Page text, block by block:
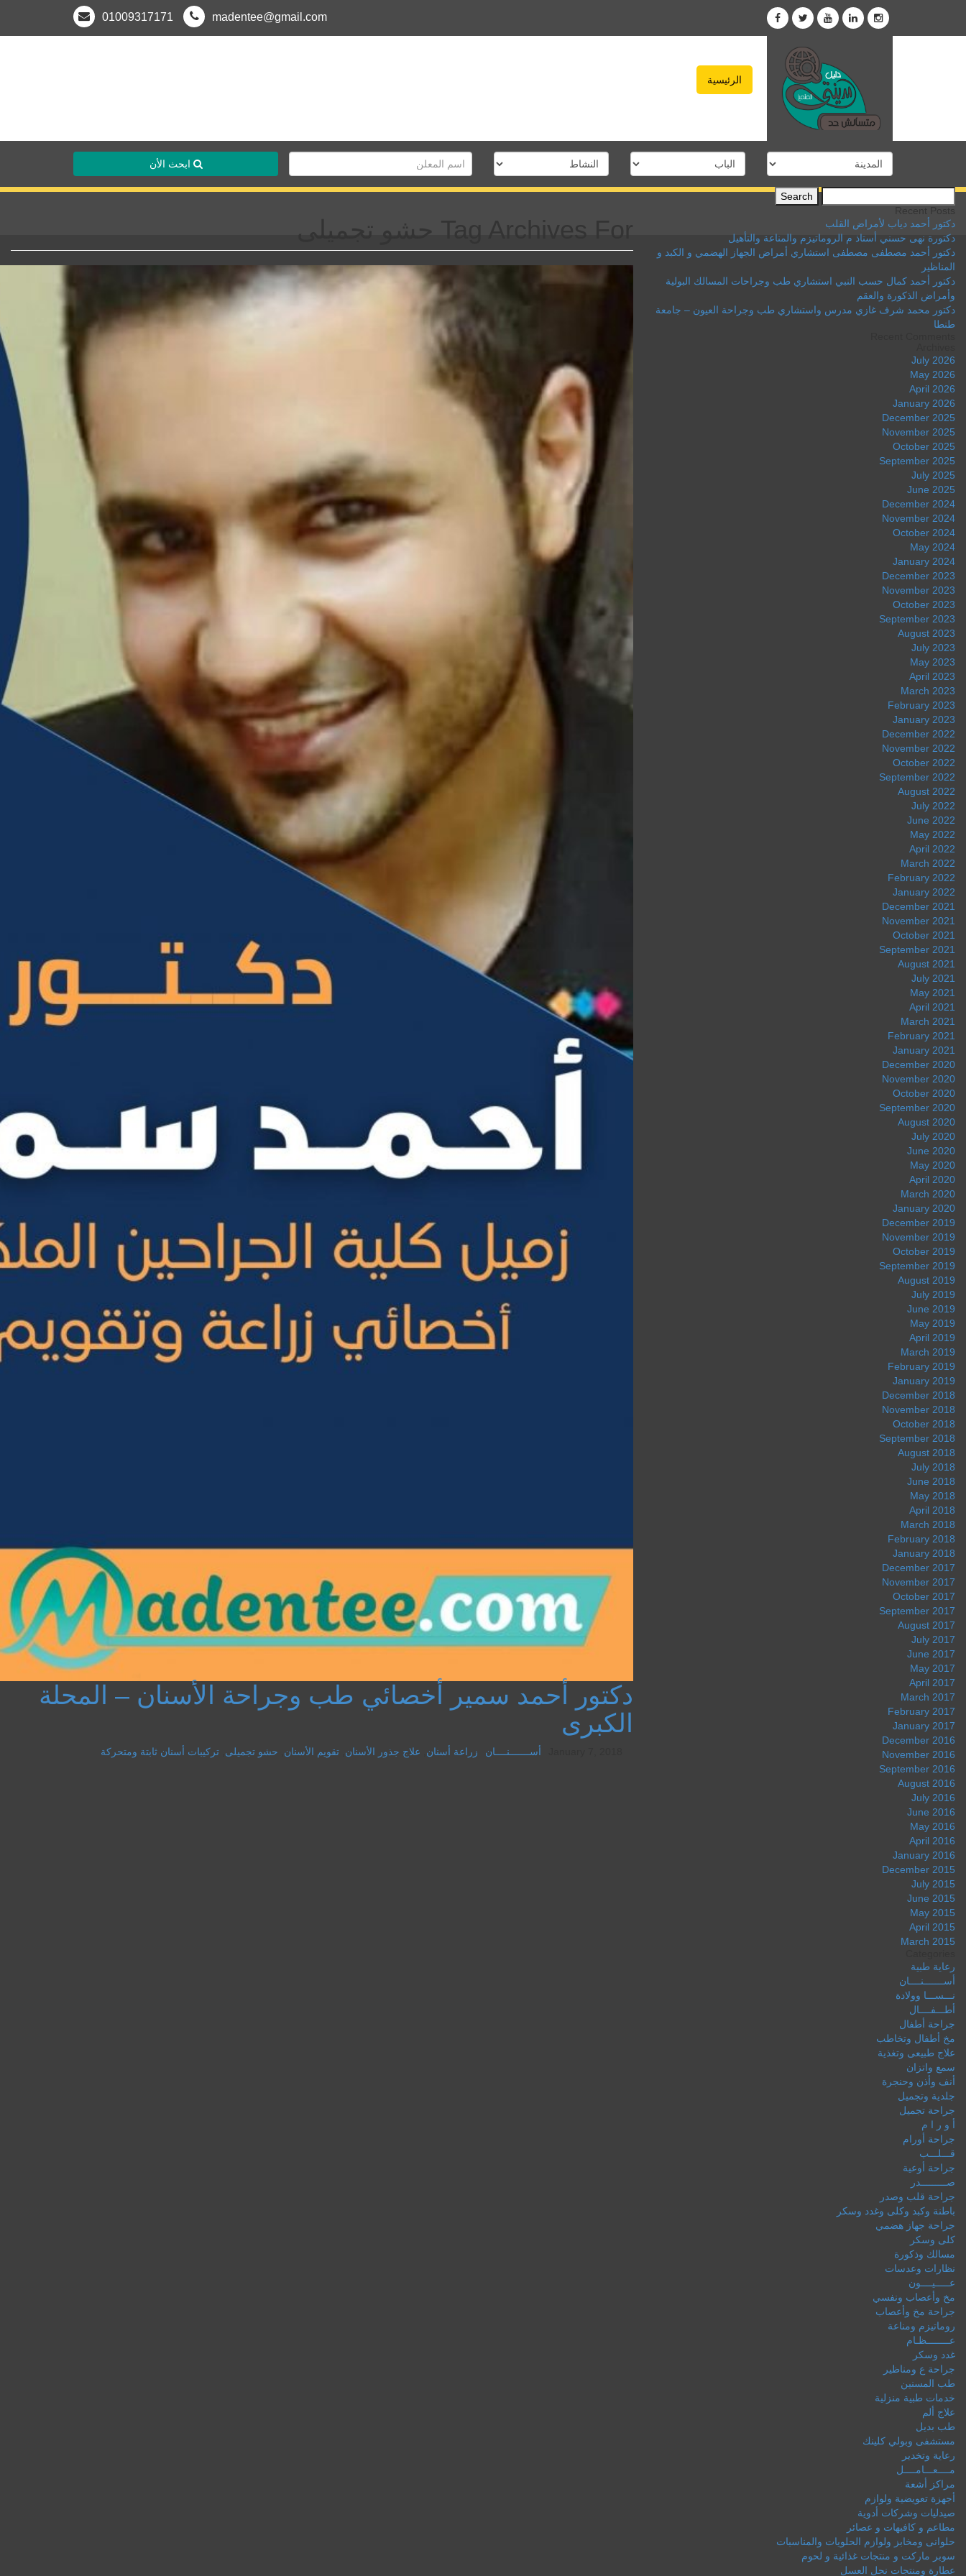
madentee@gmail.com
01009317171
الرئيسية
ابحث الأن
Tag Archives For حشو تجميلى
دكتور أحمد سمير أخصائي طب وجراحة الأسنان – المحلة
الكبرى
أســـــــنــــان زراعة أسنان علاج جذور الأسنان تقويم الأسنان حشو تجميلى تركيبات أسنان ثابتة ومتحركة
Search
for:
Recent Posts
دكتور أحمد دياب لأمراض القلب
دكتورة نهى حسني أستاذ م الروماتيزم والمناعة والتأهيل
دكتور أحمد مصطفى مصطفى استشاري أمراض الجهاز الهضمي و الكبد و
المناظير
دكتور أحمد كمال حسب النبي استشاري طب وجراحات المسالك البولية
وأمراض الذكورة والعقم
دكتور محمد شرف غازي مدرس واستشاري طب وجراحة العيون – جامعة
طنطا
July 2026
May 2026
April 2026
January 2026
December 2025
November 2025
October 2025
September 2025
July 2025
June 2025
December 2024
November 2024
October 2024
May 2024
January 2024
December 2023
November 2023
October 2023
September 2023
August 2023
July 2023
May 2023
April 2023
March 2023
February 2023
January 2023
December 2022
November 2022
October 2022
September 2022
August 2022
July 2022
June 2022
May 2022
April 2022
March 2022
February 2022
January 2022
December 2021
November 2021
October 2021
September 2021
August 2021
July 2021
May 2021
April 2021
March 2021
February 2021
January 2021
December 2020
November 2020
October 2020
September 2020
August 2020
July 2020
June 2020
May 2020
April 2020
March 2020
January 2020
December 2019
November 2019
October 2019
September 2019
August 2019
July 2019
June 2019
May 2019
April 2019
March 2019
February 2019
January 2019
December 2018
November 2018
October 2018
September 2018
August 2018
July 2018
June 2018
May 2018
April 2018
March 2018
February 2018
January 2018
December 2017
November 2017
October 2017
September 2017
August 2017
July 2017
June 2017
May 2017
April 2017
March 2017
February 2017
January 2017
December 2016
November 2016
September 2016
August 2016
July 2016
June 2016
May 2016
April 2016
January 2016
December 2015
July 2015
June 2015
May 2015
April 2015
March 2015
رعاية طبية
أســـــــنــــان
نـــســـا وولادة
أطـــفــــال
جراحة أطفال
مخ أطفال وتخاطب
علاج طبيعى وتغذية
سمع واتزان
أنف وأذن وحنجرة
جلدية وتجميل
جراحة تجميل
أ و ر ا م
جراحة أورام
قـــلـــب
جراحة أوعية
صـــــــــدر
جراحة قلب وصدر
باطنة وكبد وكلى وغدد وسكر
جراحة جهاز هضمي
كلى وسكر
مسالك وذكورة
نظارات وعدسات
عـــــيــــون
مخ وأعصاب ونفسي
جراحة مخ وأعصاب
روماتيزم ومناعة
عــــــــظـام
غدد وسكر
جراحة ع ومناظير
طب المسنين
خدمات طبية منزلية
علاج ألم
طب بديل
مستشفى وبولي كلينك
رعاية وتخدير
مــــعـــامــــل
مراكز أشعة
أجهزة تعويضية ولوازم
صيدليات وشركات أدوية
مطاعم و كافيهات و عصائر
حلوانى ومخابز ولوازم الحلويات والمناسبات
سوبر ماركت و منتجات غذائية و لحوم
عطارة ومنتجات نحل العسل